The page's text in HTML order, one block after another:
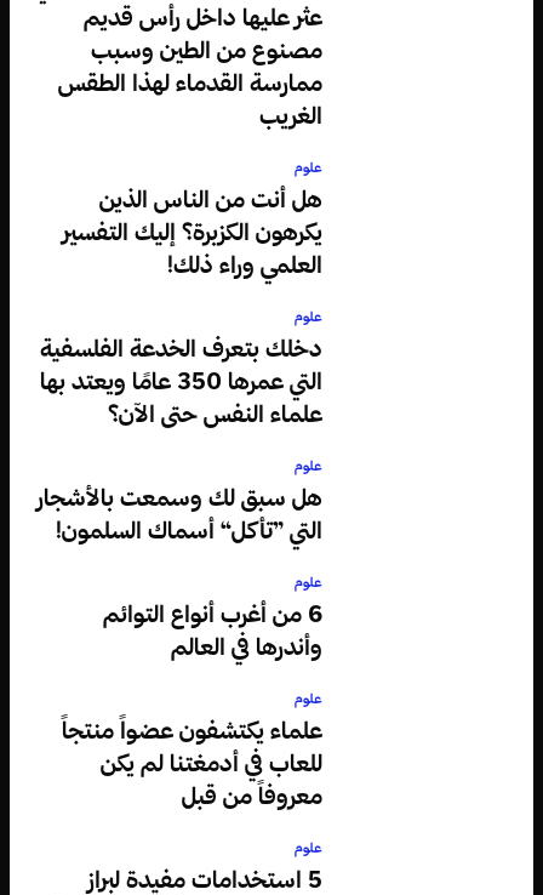
عثر عليها داخل رأس قديم
مصنوع من الطين وسبب
ممارسة القدماء لهذا الطقس
الغريب
علوم
هل أنت من الناس الذين
يكرهون الكزبرة؟ إليك التفسير
العلمي وراء ذلك!
علوم
دخلك بتعرف الخدعة الفلسفية
التي عمرها 350 عامًا ويعتد بها
علماء النفس حتى الآن؟
علوم
هل سبق لك وسمعت بالأشجار
التي ”تأكل“ أسماك السلمون!
علوم
6 من أغرب أنواع التوائم
وأندرها في العالم
علوم
علماء يكتشفون عضواً منتجاً
للعاب في أدمغتنا لم يكن
معروفاً من قبل
علوم
5 استخدامات مفيدة لبراز